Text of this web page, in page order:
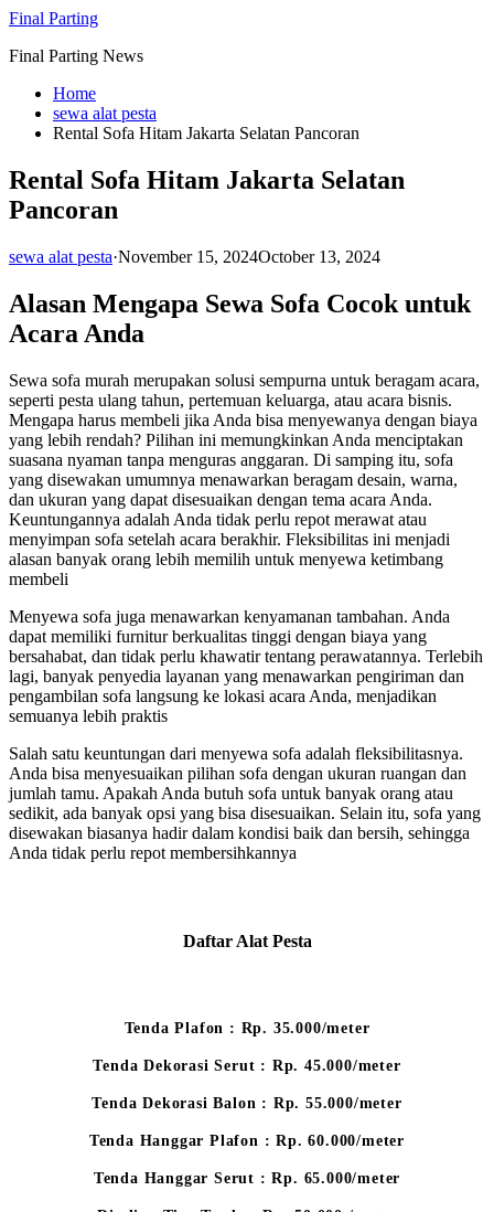
Skip
content
Final Parting
Final Parting News
Home
sewa alat pesta
Rental Sofa Hitam Jakarta Selatan Pancoran
Rental Sofa Hitam Jakarta Selatan
Pancoran
sewa alat pesta·November 15, 2024October 13, 2024
Alasan Mengapa Sewa Sofa Cocok untuk
Acara Anda
Sewa sofa murah merupakan solusi sempurna untuk beragam acara,
seperti pesta ulang tahun, pertemuan keluarga, atau acara bisnis.
Mengapa harus membeli jika Anda bisa menyewanya dengan biaya
yang lebih rendah? Pilihan ini memungkinkan Anda menciptakan
suasana nyaman tanpa menguras anggaran. Di samping itu, sofa
yang disewakan umumnya menawarkan beragam desain, warna,
dan ukuran yang dapat disesuaikan dengan tema acara Anda.
Keuntungannya adalah Anda tidak perlu repot merawat atau
menyimpan sofa setelah acara berakhir. Fleksibilitas ini menjadi
alasan banyak orang lebih memilih untuk menyewa ketimbang
membeli
Menyewa sofa juga menawarkan kenyamanan tambahan. Anda
dapat memiliki furnitur berkualitas tinggi dengan biaya yang
bersahabat, dan tidak perlu khawatir tentang perawatannya. Terlebih
lagi, banyak penyedia layanan yang menawarkan pengiriman dan
pengambilan sofa langsung ke lokasi acara Anda, menjadikan
semuanya lebih praktis
Salah satu keuntungan dari menyewa sofa adalah fleksibilitasnya.
Anda bisa menyesuaikan pilihan sofa dengan ukuran ruangan dan
jumlah tamu. Apakah Anda butuh sofa untuk banyak orang atau
sedikit, ada banyak opsi yang bisa disesuaikan. Selain itu, sofa yang
disewakan biasanya hadir dalam kondisi baik dan bersih, sehingga
Anda tidak perlu repot membersihkannya
Daftar Alat Pesta
Tenda Plafon : Rp. 35.000/meter
Tenda Dekorasi Serut : Rp. 45.000/meter
Tenda Dekorasi Balon : Rp. 55.000/meter
Tenda Hanggar Plafon : Rp. 60.000/meter
Tenda Hanggar Serut : Rp. 65.000/meter